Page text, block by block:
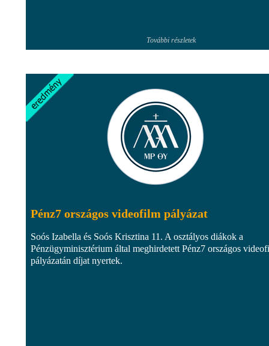
További részletek
Pénz7 országos videofilm pályázat
Soós Izabella és Soós Krisztina 11. A osztályos diákok a
Pénzügyminisztérium által meghirdetett Pénz7 országos
pályázatán díjat nyertek.